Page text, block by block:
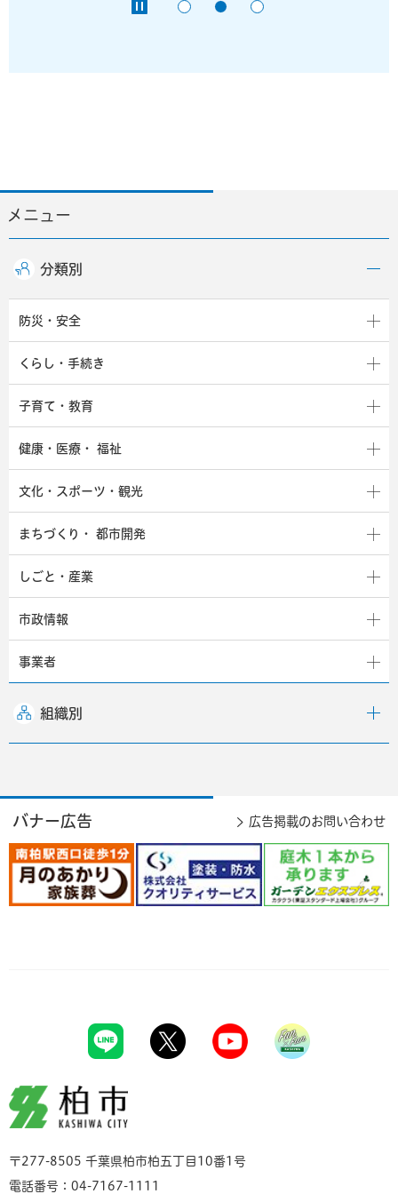
メニュー
分類別
防災・安全
くらし・手続き
子育て・教育
健康・医療・ 福祉
文化・スポーツ・観光
まちづくり・ 都市開発
しごと・産業
市政情報
事業者
組織別
バナー広告 広告掲載のお問い合わせ
柏市
〒277-8505 千葉県柏市柏五丁目10番1号
電話番号：04-7167-1111